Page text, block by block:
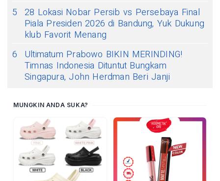
5 28 Lokasi Nobar Persib vs Persebaya Final
Piala Presiden 2026 di Bandung, Yuk Dukung
klub Favorit Menang
6
Ultimatum Prabowo BIKIN MERINDING!
Timnas Indonesia Dituntut Bungkam
Singapura, John Herdman Beri Janji